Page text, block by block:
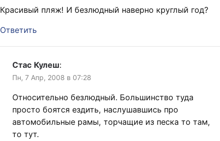
Красивый пляж! И безлюдный наверно круглый год?
Ответить
Стас Кулеш:
Пн, 7 Апр, 2008 в 07:28
Относительно безлюдный. Большинство туда
просто боятся ездить, наслушавшись про
автомобильные рамы, торчащие из песка то там,
то тут.